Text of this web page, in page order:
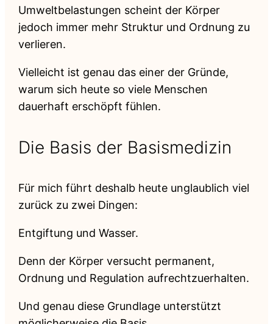
Umweltbelastungen scheint der Körper
jedoch immer mehr Struktur und Ordnung zu
verlieren.
Vielleicht ist genau das einer der Gründe,
warum sich heute so viele Menschen
dauerhaft erschöpft fühlen.
Die Basis der Basismedizin
Für mich führt deshalb heute unglaublich viel
zurück zu zwei Dingen:
Entgiftung und Wasser.
Denn der Körper versucht permanent,
Ordnung und Regulation aufrechtzuerhalten.
Und genau diese Grundlage unterstützt